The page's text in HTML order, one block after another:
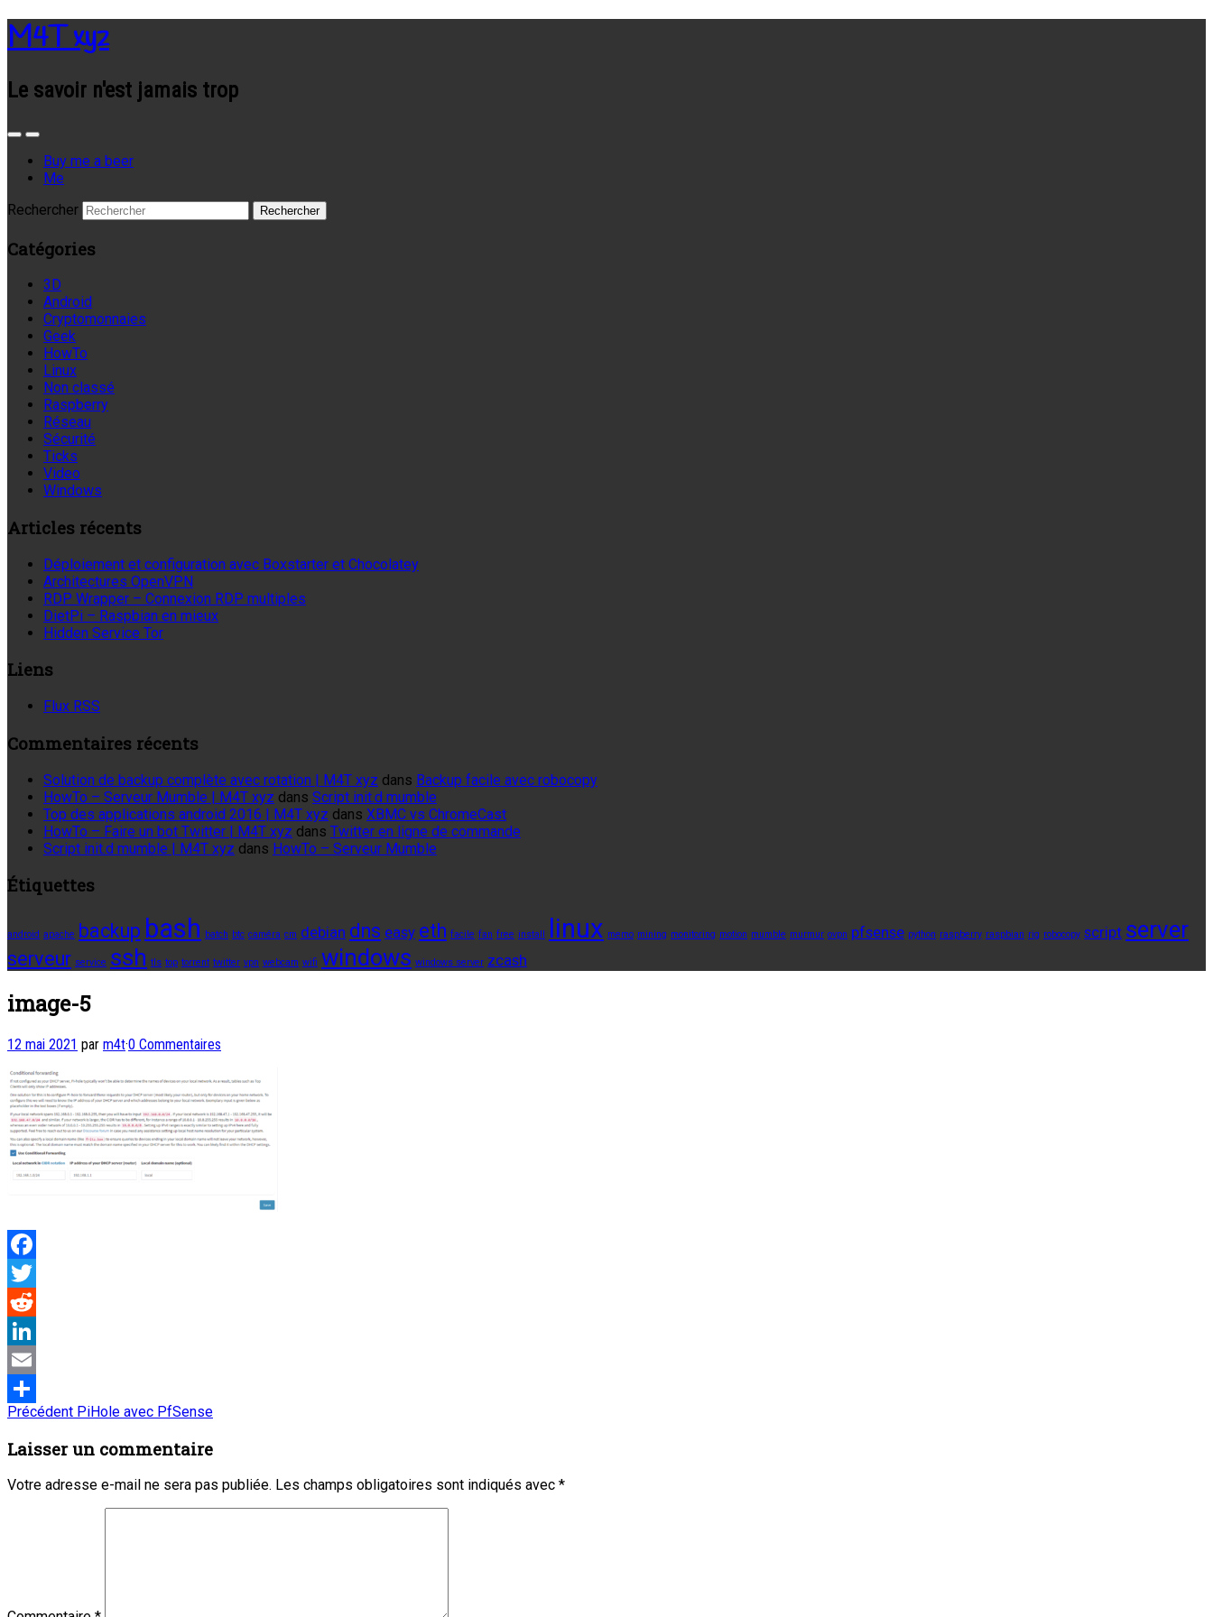
M4T xyz
Le savoir n'est jamais trop
Buy me a beer
Me
Rechercher
Catégories
3D
Android
Cryptomonnaies
Geek
HowTo
Linux
Non classé
Raspberry
Réseau
Sécurité
Ticks
Video
Windows
Articles récents
Déploiement et configuration avec Boxstarter et Chocolatey
Architectures OpenVPN
RDP Wrapper – Connexion RDP multiples
DietPi – Raspbian en mieux
Hidden Service Tor
Liens
Flux RSS
Commentaires récents
Solution de backup complète avec rotation | M4T xyz dans Backup facile avec robocopy
HowTo – Serveur Mumble | M4T xyz dans Script init.d mumble
Top des applications android 2016 | M4T xyz dans XBMC vs ChromeCast
HowTo – Faire un bot Twitter | M4T xyz dans Twitter en ligne de commande
Script init.d mumble | M4T xyz dans HowTo – Serveur Mumble
Étiquettes
android apache backup bash batch btc caméra cm debian dns easy eth facile fan free install linux memo mining monitoring motion mumble murmur ovpn pfsense python raspberry raspbian rig robocopy script server
serveur service ssh tls top torrent twitter vpn webcam wifi windows windows server zcash
image-5
12 mai 2021 par m4t·0 Commentaires
Facebook
Twitter
Reddit
LinkedIn
Email
Partager
Navigation
de
l’article
Précédent Article
:
PiHole avec PfSense
Laisser un commentaire
Votre adresse e-mail ne sera pas publiée. Les champs obligatoires sont indiqués avec *